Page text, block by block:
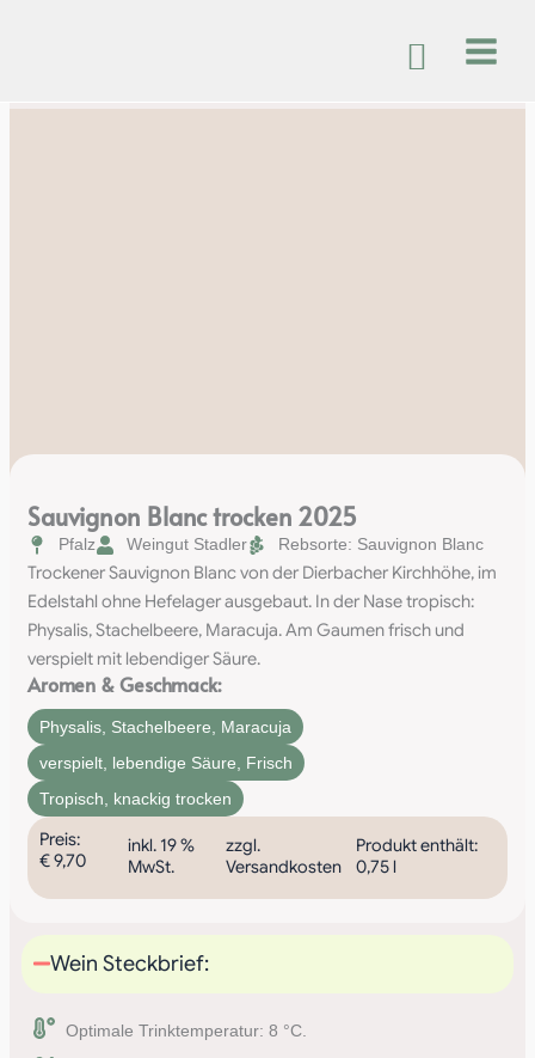
Sauvignon Blanc trocken 2025
Pfalz Weingut Stadler Rebsorte: Sauvignon Blanc
Trockener Sauvignon Blanc von der Dierbacher Kirchhöhe, im
Edelstahl ohne Hefelager ausgebaut. In der Nase tropisch:
Physalis, Stachelbeere, Maracuja. Am Gaumen frisch und
verspielt mit lebendiger Säure.
Aromen & Geschmack:
Physalis, Stachelbeere, Maracuja
verspielt, lebendige Säure, Frisch
Tropisch, knackig trocken
Preis:
€9,70
inkl. 19 %
MwSt.
zzgl.
Versandkosten
Produkt enthält:
0,75 l
Wein Steckbrief:
Optimale Trinktemperatur: 8 °C.